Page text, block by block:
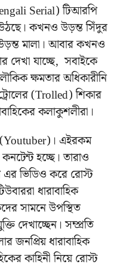
Serial) টিআরপি
কখনও উড়ন্ত সিঁদুর
মালা। আবার কখনও
দেখা যাচ্ছে, সবাইকে
ক্ষমতার অধিকারীনি
(Trolled) শিকার
কলাকুশলীরা।
(Youtuber)। এইরকম
হচ্ছে। তারাও
এর ভিডিও করে রোস্ট
ধারাবাহিক
সামনে উপস্থিত
দেখাচ্ছেন। সম্প্রতি
জনপ্রিয় ধারাবাহিক
কাহিনী নিয়ে রোস্ট